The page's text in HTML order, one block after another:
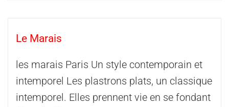
Le Marais
les marais Paris Un style contemporain et
intemporel Les plastrons plats, un classique
intemporel. Elles prennent vie en se fondant